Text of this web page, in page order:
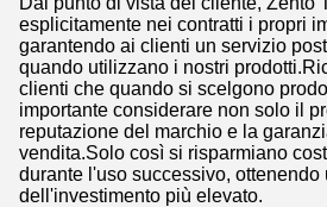
esplicitamente nei contratti i propri
garantendo ai clienti un servizio
quando utilizzano i nostri
clienti che quando si scelgono
importante considerare non solo il
reputazione del marchio e la
vendita.Solo così si risparmiano
durante l'uso successivo, ottenendo
dell'investimento più elevato.